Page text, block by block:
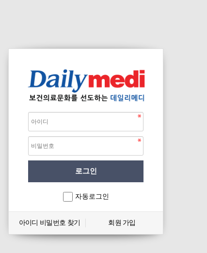
자동로그인
아이디 비밀번호 찾기 회원 가입